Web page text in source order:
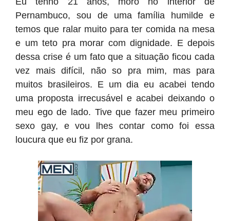
Pernambuco, sou de uma família humilde e
temos que ralar muito para ter comida na mesa
e um teto pra morar com dignidade. E depois
dessa crise é um fato que a situação ficou cada
vez mais difícil, não so pra mim, mas para
muitos brasileiros. E um dia eu acabei tendo
uma proposta irrecusável e acabei deixando o
meu ego de lado. Tive que fazer meu primeiro
sexo gay, e vou lhes contar como foi essa
loucura que eu fiz por grana.